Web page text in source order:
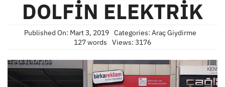
DOLFİN ELEKTRİK
Published On: Mart 3, 2019 Categories: Araç Giydirme
127 words
Views: 3176